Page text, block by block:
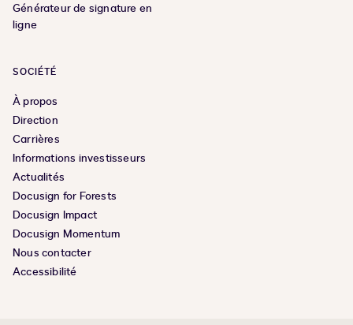
Générateur de signature en
ligne
SOCIÉTÉ
À propos
Direction
Carrières
Informations investisseurs
Actualités
Docusign for Forests
Docusign Impact
Docusign Momentum
Nous contacter
Accessibilité